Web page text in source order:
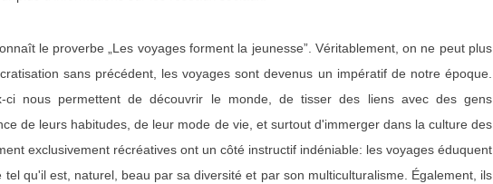
le proverbe „Les voyages forment la jeunesse”. Véritablement, on ne peut plus
sans précédent, les voyages sont devenus un impératif de notre époque.
ci nous permettent de découvrir le monde, de tisser des liens avec des gens
de leurs habitudes, de leur mode de vie, et surtout d'immerger dans la culture des
exclusivement récréatives ont un côté instructif indéniable: les voyages éduquent
qu'il est, naturel, beau par sa diversité et par son multiculturalisme. Également, ils